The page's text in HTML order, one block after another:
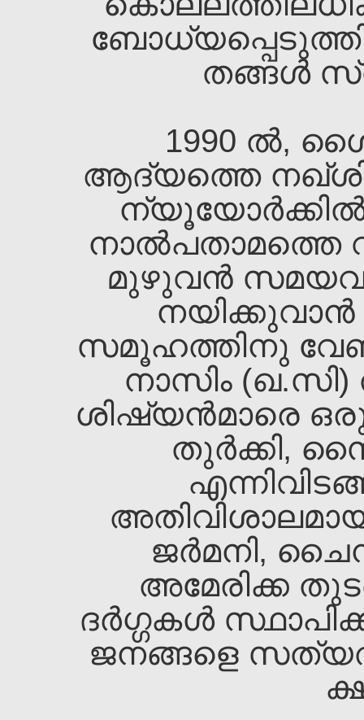
തങ്ങള്‍
1990 ല്‍,
ആദ്യത്തെ
ന്യൂയോര്‍ക്കില്‍
മുഴുവന്‍
നയിക്കുവാന്‍
സമൂഹത്തിനു
നാസിം (ഖ.സി)
ശിഷ്യന്‍മാരെ
തുര്‍ക്കി,
ജര്‍മനി,
അമേരിക്ക
ദര്‍ഗ്ഗകള്‍
ജനങ്ങളെ